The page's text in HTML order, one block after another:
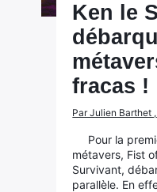
Ken le
fracas !
Par Julien Barthet
Pour la
métavers, Fist
Survivant,
parallèle. En